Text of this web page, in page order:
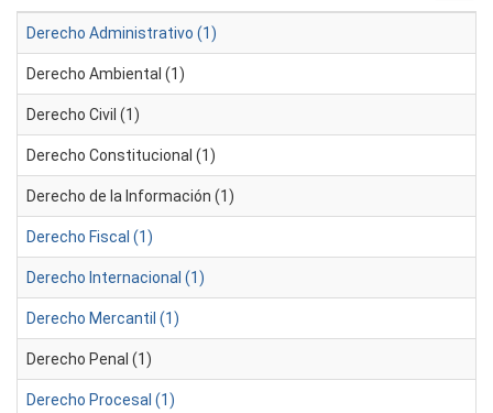
Derecho Administrativo (1)
Derecho Ambiental (1)
Derecho Civil (1)
Derecho Constitucional (1)
Derecho de la Información (1)
Derecho Fiscal (1)
Derecho Internacional (1)
Derecho Mercantil (1)
Derecho Penal (1)
Derecho Procesal (1)